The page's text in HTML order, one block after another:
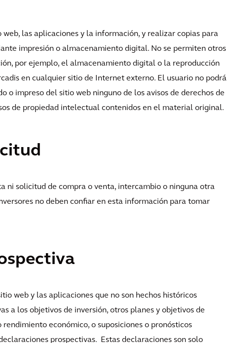
las aplicaciones y la información, y realizar copias para
impresión o almacenamiento digital. No se permiten otros
por ejemplo, el almacenamiento digital o la reproducción
en cualquier sitio de Internet externo. El usuario no podrá
o impreso del sitio web ninguno de los avisos de derechos de
de propiedad intelectual contenidos en el material original.
ni solicitud de compra o venta, intercambio o ninguna otra
no deben confiar en esta información para tomar
web y las aplicaciones que no son hechos históricos
a los objetivos de inversión, otros planes y objetivos de
económico, o suposiciones o pronósticos
prospectivas. Estas declaraciones son solo